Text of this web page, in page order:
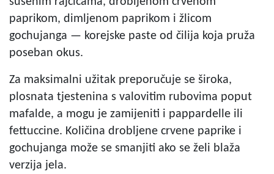
paprikom, dimljenom paprikom i žlicom
gochujanga — korejske paste od čilija koja pruža
poseban okus.
Za maksimalni užitak preporučuje se široka,
plosnata tjestenina s valovitim rubovima poput
mafalde, a mogu je zamijeniti i pappardelle ili
fettuccine. Količina drobljene crvene paprike i
gochujanga može se smanjiti ako se želi blaža
verzija jela.